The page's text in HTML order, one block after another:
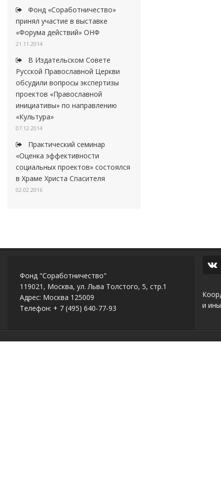
Фонд «Соработничество»
принял участие в выставке
«Форума действий» ОНФ
21.11.2014
В Издательском Совете
Русской Православной Церкви
обсудили вопросы экспертизы
проектов «Православной
инициативы» по направлению
«Культура»
07.12.2014
Практический семинар
«Оценка эффективности
социальных проектов» состоялся
в Храме Христа Спасителя
02.02.2016
Фонд "Соработничество"
119021, Москва, ул. Льва Толстого, 5, стр.1
Адрес: Москва 125009
Телефон: + 7 (495) 640-77-93
и